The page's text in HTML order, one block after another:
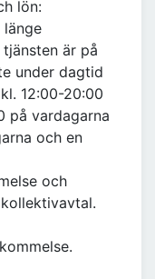
lön:
länge
är på
under dagtid
12:00-20:00
på vardagarna
och en
och